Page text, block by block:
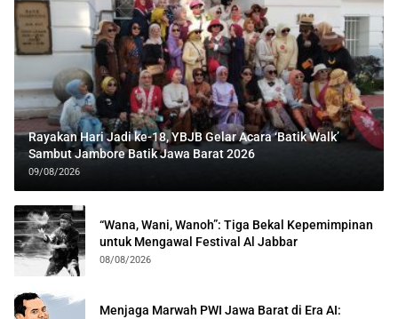
Rayakan Hari Jadi ke-18, YBJB Gelar Acara ‘Batik Walk’
Sambut Jambore Batik Jawa Barat 2026
09/08/2026
“Wana, Wani, Wanoh”: Tiga Bekal Kepemimpinan
untuk Mengawal Festival Al Jabbar
08/08/2026
Menjaga Marwah PWI Jawa Barat di Era AI: